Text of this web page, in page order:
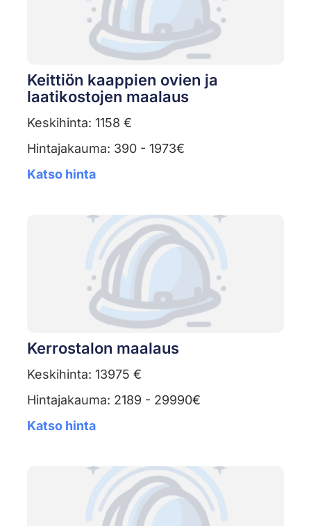
Keittiön kaappien ovien ja
laatikostojen maalaus
Keskihinta: 1158 €
Hintajakauma: 390 - 1973€
Katso hinta
Kerrostalon maalaus
Keskihinta: 13975 €
Hintajakauma: 2189 - 29990€
Katso hinta